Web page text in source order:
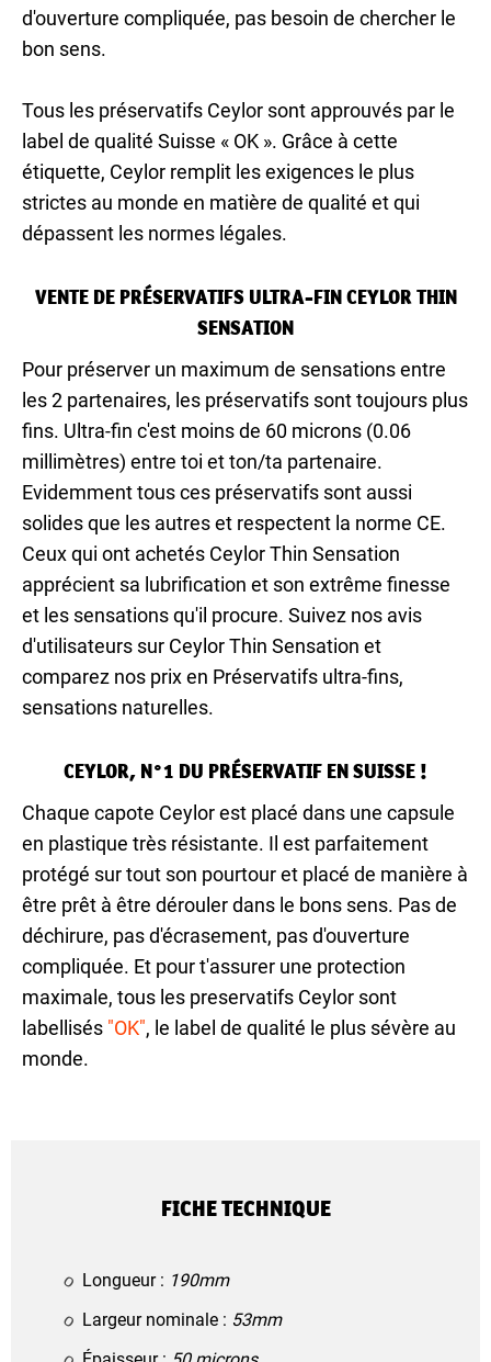
d'ouverture compliquée, pas besoin de chercher le
bon sens.
Tous les préservatifs Ceylor sont approuvés par le
label de qualité Suisse « OK ». Grâce à cette
étiquette, Ceylor remplit les exigences le plus
strictes au monde en matière de qualité et qui
dépassent les normes légales.
VENTE DE PRÉSERVATIFS ULTRA-FIN CEYLOR THIN
SENSATION
Pour préserver un maximum de sensations entre
les 2 partenaires, les préservatifs sont toujours plus
fins. Ultra-fin c'est moins de 60 microns (0.06
millimètres) entre toi et ton/ta partenaire.
Evidemment tous ces préservatifs sont aussi
solides que les autres et respectent la norme CE.
Ceux qui ont achetés Ceylor Thin Sensation
apprécient sa lubrification et son extrême finesse
et les sensations qu'il procure. Suivez nos avis
d'utilisateurs sur Ceylor Thin Sensation et
comparez nos prix en Préservatifs ultra-fins,
sensations naturelles.
CEYLOR, N°1 DU PRÉSERVATIF EN SUISSE !
Chaque capote Ceylor est placé dans une capsule
en plastique très résistante. Il est parfaitement
protégé sur tout son pourtour et placé de manière à
être prêt à être dérouler dans le bons sens. Pas de
déchirure, pas d'écrasement, pas d'ouverture
compliquée. Et pour t'assurer une protection
maximale, tous les preservatifs Ceylor sont
labellisés "OK", le label de qualité le plus sévère au
monde.
FICHE TECHNIQUE
Longueur : 190mm
Largeur nominale : 53mm